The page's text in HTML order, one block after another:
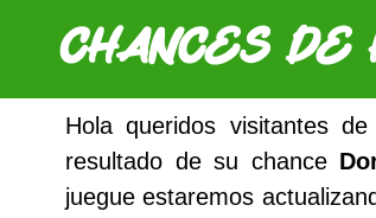
Hola queridos visitantes
resultado de su chance
juegue estaremos